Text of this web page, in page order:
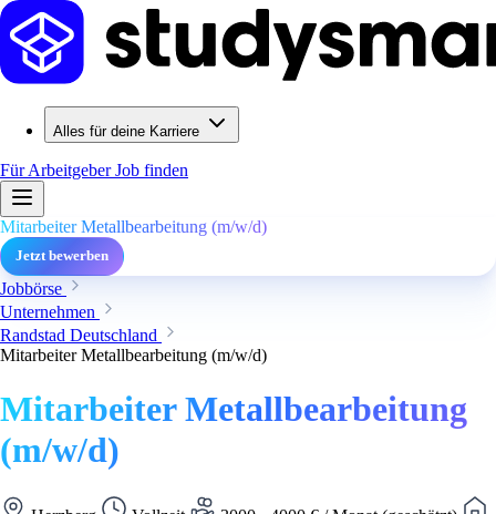
Alles für deine Karriere
Für ArbeitgeberJob finden
Mitarbeiter Metallbearbeitung (m/w/d)
Jetzt bewerben
Jobbörse
Unternehmen
Randstad Deutschland
Mitarbeiter Metallbearbeitung (m/w/d)
Mitarbeiter Metallbearbeitung
(m/w/d)